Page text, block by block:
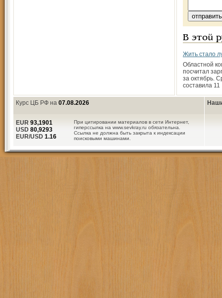
В этой
Жить стало
Областной
посчитал
за октябрь.
составила 11
Курс ЦБ РФ на 07.08.2026
При цитировании материалов в сети Интернет,
гиперссылка на www.sevkray.ru обязательна.
Ссылка не должна быть закрыта к индексации
поисковыми машинами.
EUR 93,1901
USD 80,9293
EUR/USD 1.16